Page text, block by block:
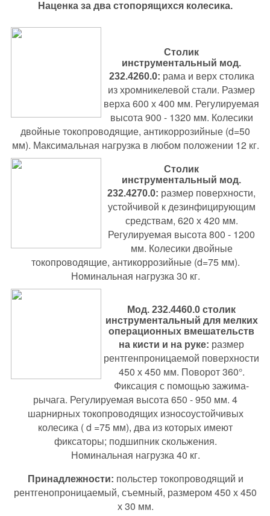
Наценка за два стопорящихся колесика.
Столик
инструментальный мод.
232.4260.0: рама и верх столика
из хромникелевой стали. Размер
верха 600 х 400 мм. Регулируемая
высота 900 - 1320 мм. Колесики
двойные токопроводящие, антикоррозийные (d=50
мм). Максимальная нагрузка в любом положении 12 кг.
Столик
инструментальный мод.
232.4270.0: размер поверхности,
устойчивой к дезинфицирующим
средствам, 620 х 420 мм.
Регулируемая высота 800 - 1200
мм. Колесики двойные
токопроводящие, антикоррозийные (d=75 мм).
Номинальная нагрузка 30 кг.
Мод. 232.4460.0 столик
инструментальный для мелких
операционных вмешательств
на кисти и на руке: размер
рентгенпроницаемой поверхности
450 х 450 мм. Поворот 360°.
Фиксация с помощью зажима-
рычага. Регулируемая высота 650 - 950 мм. 4
шарнирных токопроводящих износоустойчивых
колесика ( d =75 мм), два из которых имеют
фиксаторы; подшипник скольжения.
Номинальная нагрузка 40 кг.
Принадлежности: польстер токопроводящий и
рентгенопроницаемый, съемный, размером 450 х 450
х 30 мм.